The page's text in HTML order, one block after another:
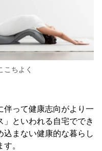
こちよく
伴って健康志向がより一
」といわれる自宅ででき
込まない健康的な暮らし
。